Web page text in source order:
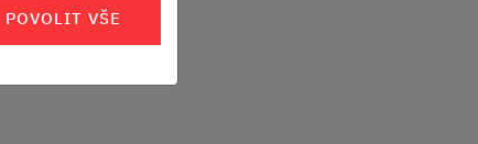
POVOLIT VŠE